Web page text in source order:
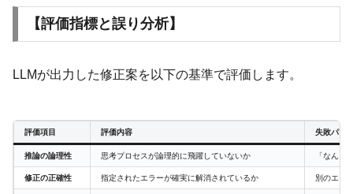
【評価指標と誤り分析】
LLMが出力した修正案を以下の基準で評価します。
評価項目 評価内容 失敗パタ
推論の論理性 思考プロセスが論理的に飛躍していないか 「なんと
修正の正確性 指定されたエラーが確実に解消されているか 別のエラ